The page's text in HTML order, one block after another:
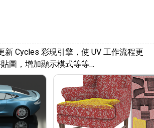
新 Cycles 彩現引擎，使 UV 工作流程更
圖，增加顯示模式等等…